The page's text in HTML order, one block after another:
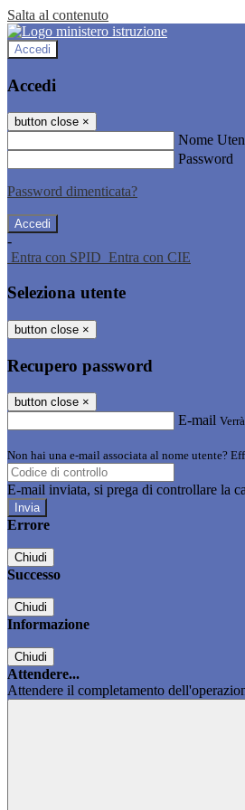
Salta al contenuto
Accedi
Accedi
button close ×
Nome
Password
Password dimenticata?
-
Entra con SPID Entra con CIE
Seleziona utente
button close ×
Recupero password
button close ×
E-mail
Non hai una e-mail associata al nome utente?
E-mail inviata, si prega di controllare la
Errore
Chiudi
Successo
Chiudi
Informazione
Chiudi
Attendere...
Attendere il completamento